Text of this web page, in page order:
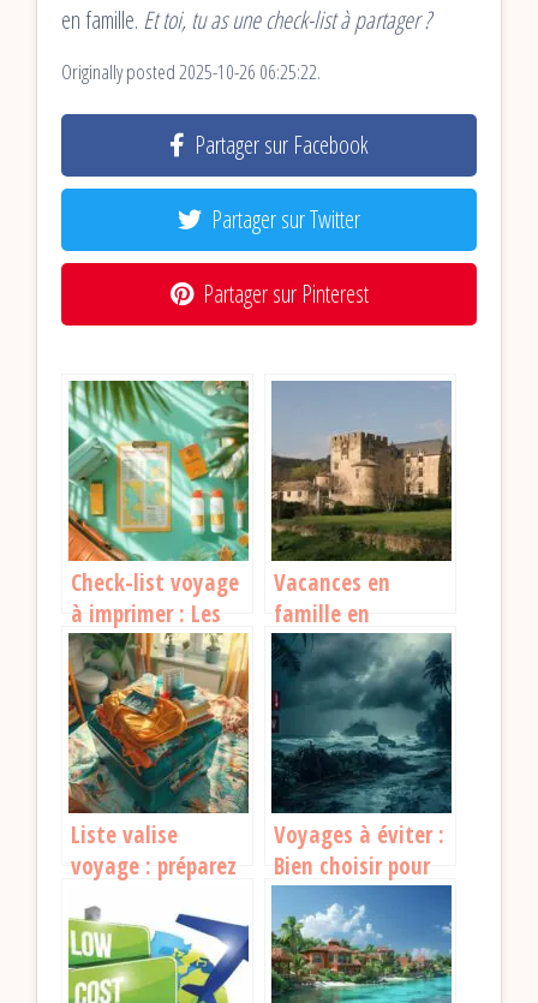
en famille. Et toi, tu as une check-list à partager ?
Originally posted 2025-10-26 06:25:22.
Partager sur Facebook
Partager sur Twitter
Partager sur Pinterest
Check-list voyage
à imprimer : Les
indispensables
pour partir l’esprit
léger
Vacances en
famille en
Allemagne : 5
raisons de choisir
cette destination
Liste valise
voyage : préparez
stress
Voyages à éviter :
Bien choisir pour
des vacances
inoubliables